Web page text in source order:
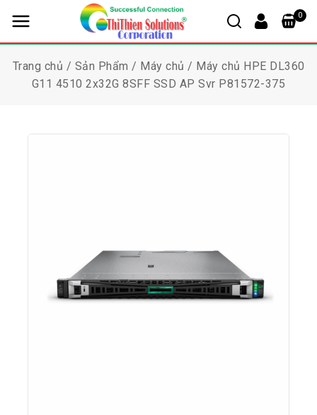
0
Trang chủ / Sản Phẩm / Máy chủ / Máy chủ HPE DL360
G11 4510 2x32G 8SFF SSD AP Svr P81572-375